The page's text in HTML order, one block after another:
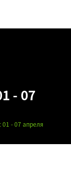
- 07
- 07 апреля